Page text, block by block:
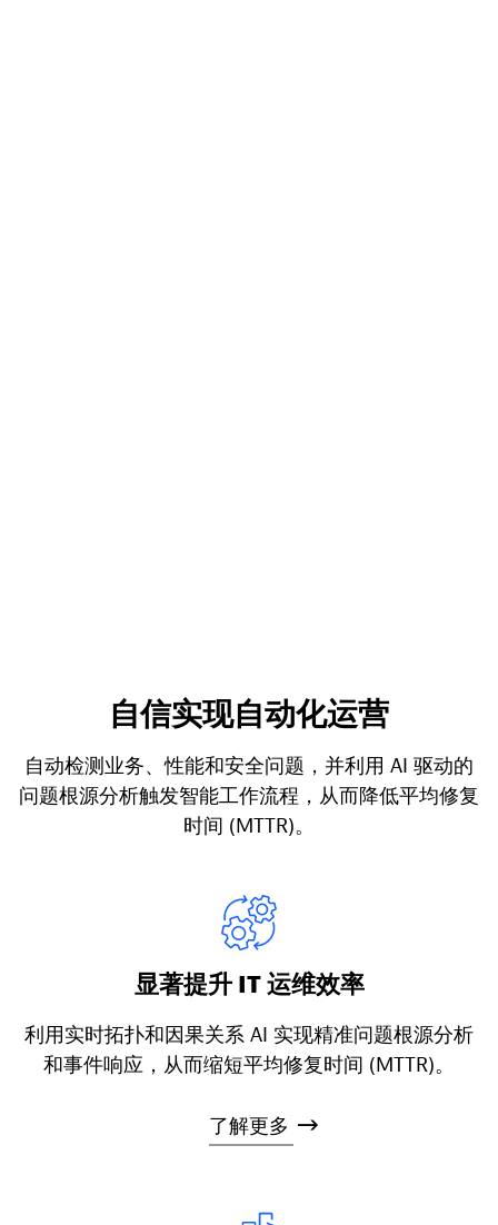
自信实现自动化运营
自动检测业务、性能和安全问题，并利用 AI 驱动的
问题根源分析触发智能工作流程，从而降低平均修复
时间 (MTTR)。
显著提升 IT 运维效率
利用实时拓扑和因果关系 AI 实现精准问题根源分析
和事件响应，从而缩短平均修复时间 (MTTR)。
了解更多